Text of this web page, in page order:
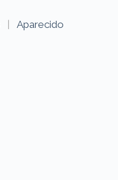
|
Aparecido